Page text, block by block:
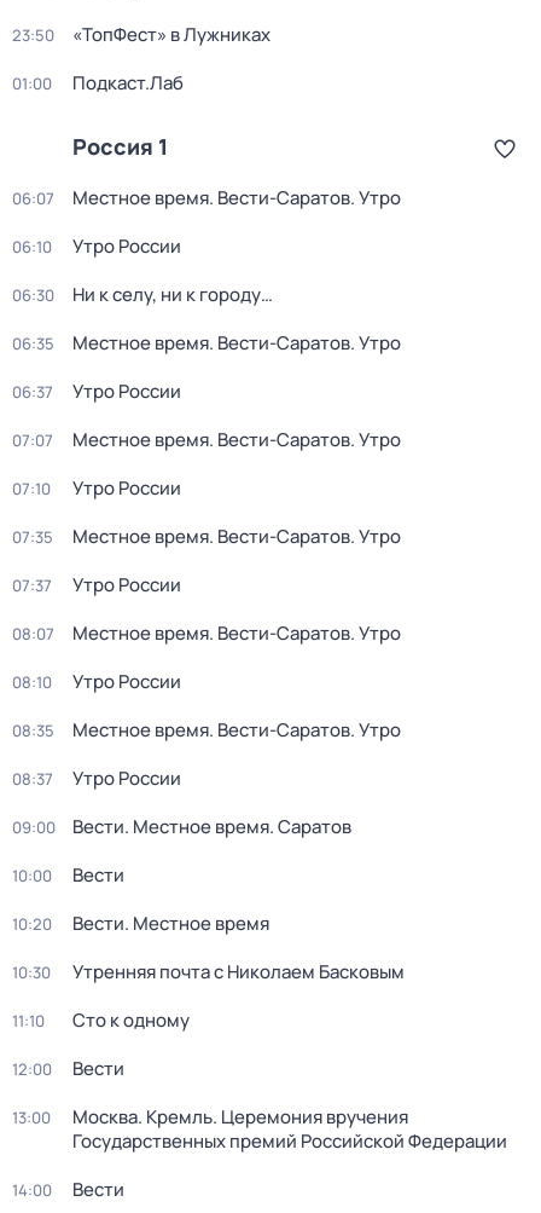
23:50 «ТопФест» в Лужниках
01:00 Подкаст.Лаб
Россия 1
06:07 Местное время. Вести-Саратов. Утро
06:10 Утро России
06:30 Ни к селу, ни к городу…
06:35 Местное время. Вести-Саратов. Утро
06:37 Утро России
07:07 Местное время. Вести-Саратов. Утро
07:10 Утро России
07:35 Местное время. Вести-Саратов. Утро
07:37 Утро России
08:07 Местное время. Вести-Саратов. Утро
08:10 Утро России
08:35 Местное время. Вести-Саратов. Утро
08:37 Утро России
09:00 Вести. Местное время. Саратов
10:00 Вести
10:20 Вести. Местное время
10:30 Утренняя почта с Николаем Басковым
11:10 Сто к одному
12:00 Вести
13:00
Москва. Кремль. Церемония вручения
Государственных премий Российской Федерации
14:00 Вести